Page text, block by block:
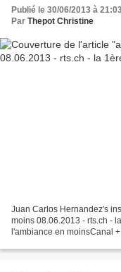
Publié le 30/06/2013 à
Par Thepot Christine
Juan Carlos Hernandez's
moins 08.06.2013 - rts.ch -
l'ambiance en moinsCanal